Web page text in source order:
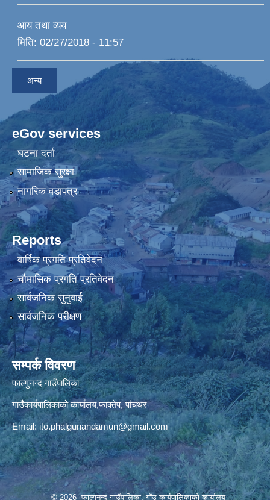
आय तथा व्यय
मिति: 02/27/2018 - 11:57
अन्य
eGov services
घटना दर्ता
सामाजिक सुरक्षा
नागरिक वडापत्र
Reports
वार्षिक प्रगति प्रतिवेदन
चौमासिक प्रगति प्रतिवेदन
सार्वजनिक सुनुवाई
सार्वजनिक परीक्षण
सम्पर्क विवरण
फाल्गुनन्द गाउँपालिका
गाउँकार्यपालिकाको कार्यालय,फाक्तेप, पांचथर
Email: ito.phalgunandamun@gmail.com
© 2026 फाल्गुनन्द गाउँपालिका, गाँउ कार्यपालिकाको कार्यालय